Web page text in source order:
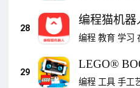
28
编程猫机器
编程 教育 学习
29
LEGO®
编程 工具 手工